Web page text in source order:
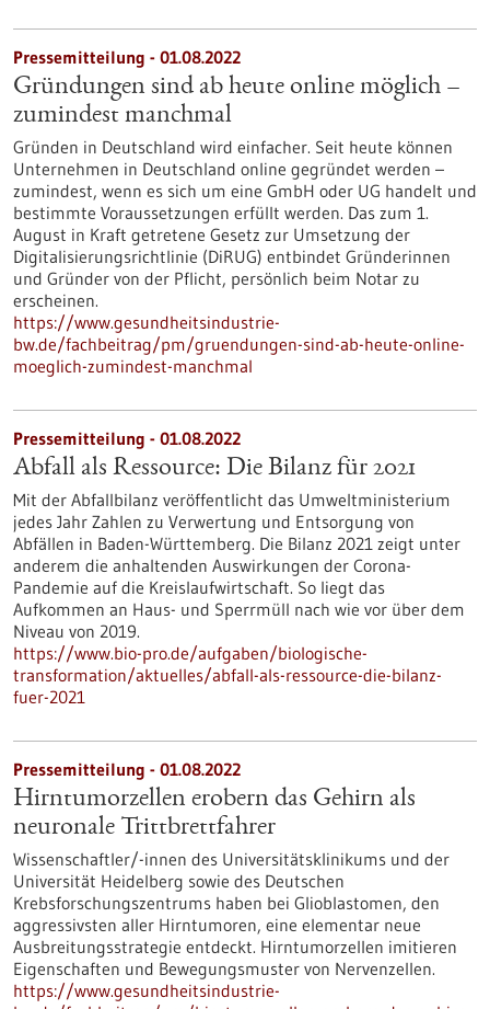
Pressemitteilung - 01.08.2022
Gründungen sind ab heute online möglich –
zumindest manchmal
Gründen in Deutschland wird einfacher. Seit heute können
Unternehmen in Deutschland online gegründet werden –
zumindest, wenn es sich um eine GmbH oder UG handelt und
bestimmte Voraussetzungen erfüllt werden. Das zum 1.
August in Kraft getretene Gesetz zur Umsetzung der
Digitalisierungsrichtlinie (DiRUG) entbindet Gründerinnen
und Gründer von der Pflicht, persönlich beim Notar zu
erscheinen.
https://www.gesundheitsindustrie-
bw.de/fachbeitrag/pm/gruendungen-sind-ab-heute-online-
moeglich-zumindest-manchmal
Pressemitteilung - 01.08.2022
Abfall als Ressource: Die Bilanz für 2021
Mit der Abfallbilanz veröffentlicht das Umweltministerium
jedes Jahr Zahlen zu Verwertung und Entsorgung von
Abfällen in Baden-Württemberg. Die Bilanz 2021 zeigt unter
anderem die anhaltenden Auswirkungen der Corona-
Pandemie auf die Kreislaufwirtschaft. So liegt das
Aufkommen an Haus- und Sperrmüll nach wie vor über dem
Niveau von 2019.
https://www.bio-pro.de/aufgaben/biologische-
transformation/aktuelles/abfall-als-ressource-die-bilanz-
fuer-2021
Pressemitteilung - 01.08.2022
Hirntumorzellen erobern das Gehirn als
neuronale Trittbrettfahrer
Wissenschaftler/-innen des Universitätsklinikums und der
Universität Heidelberg sowie des Deutschen
Krebsforschungszentrums haben bei Glioblastomen, den
aggressivsten aller Hirntumoren, eine elementar neue
Ausbreitungsstrategie entdeckt. Hirntumorzellen imitieren
Eigenschaften und Bewegungsmuster von Nervenzellen.
https://www.gesundheitsindustrie-